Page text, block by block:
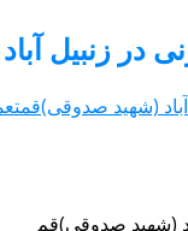
آباد (شهید
(شهید صدوقی)قم
(شهید صدوقی)قم